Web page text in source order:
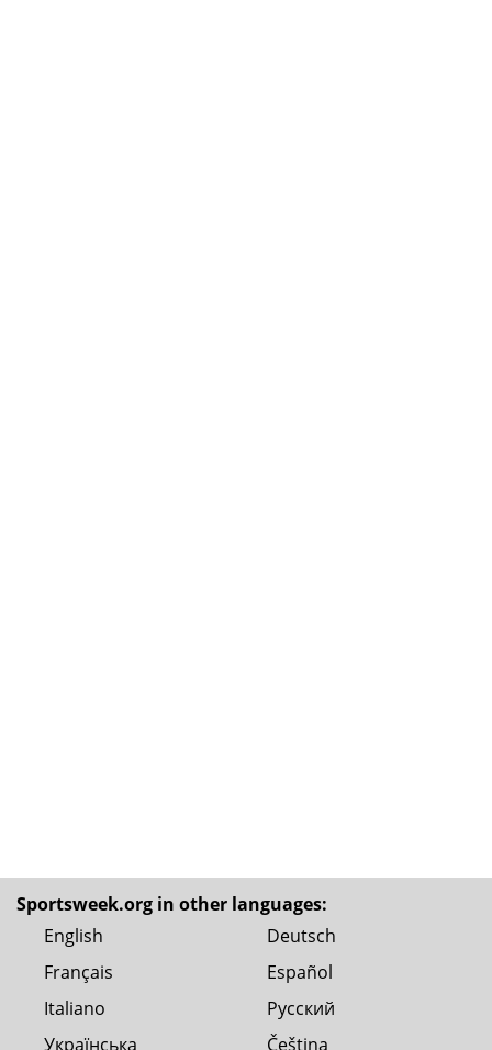
Sportsweek.org in other languages:
English
Deutsch
Français
Español
Italiano
Русский
Українська
Čeština